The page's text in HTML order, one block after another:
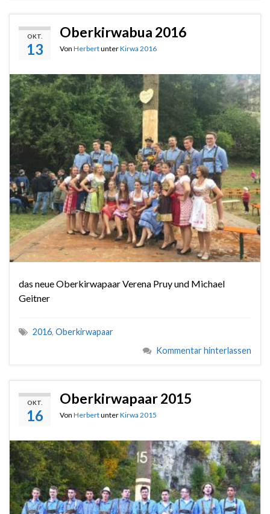
OKT.
13
Oberkirwabua 2016
Von HerbertunterKirwa 2016
das neue Oberkirwapaar Verena Pruy und Michael
Geitner
2016, Oberkirwapaar
Kommentar hinterlassen
OKT.
16
Oberkirwapaar 2015
Von HerbertunterKirwa 2015